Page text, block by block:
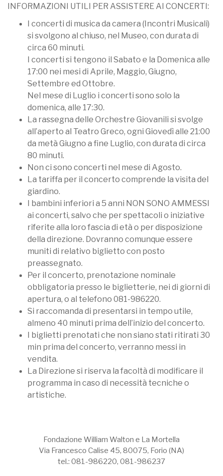
INFORMAZIONI UTILI PER ASSISTERE AI CONCERTI:
I concerti di musica da camera (Incontri Musicali)
si svolgono al chiuso, nel Museo, con durata di
circa 60 minuti.
I concerti si tengono il Sabato e la Domenica alle
17:00 nei mesi di Aprile, Maggio, Giugno,
Settembre ed Ottobre.
Nel mese di Luglio i concerti sono solo la
domenica, alle 17:30.
La rassegna delle Orchestre Giovanili si svolge
all’aperto al Teatro Greco, ogni Giovedì alle 21:00
da metà Giugno a fine Luglio, con durata di circa
80 minuti.
Non ci sono concerti nel mese di Agosto.
La tariffa per il concerto comprende la visita del
giardino.
I bambini inferiori a 5 anni NON SONO AMMESSI
ai concerti, salvo che per spettacoli o iniziative
riferite alla loro fascia di età o per disposizione
della direzione. Dovranno comunque essere
muniti di relativo biglietto con posto
preassegnato.
Per il concerto, prenotazione nominale
obbligatoria presso le biglietterie, nei di giorni di
apertura, o al telefono 081-986220.
Si raccomanda di presentarsi in tempo utile,
almeno 40 minuti prima dell’inizio del concerto.
I biglietti prenotati che non siano stati ritirati 30
min prima del concerto, verranno messi in
vendita.
La Direzione si riserva la facoltà di modificare il
programma in caso di necessità tecniche o
artistiche.
Fondazione William Walton e La Mortella
Via Francesco Calise 45, 80075, Forio (NA)
tel.: 081-986220, 081-986237